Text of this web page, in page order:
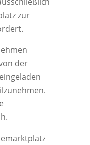
zur
der